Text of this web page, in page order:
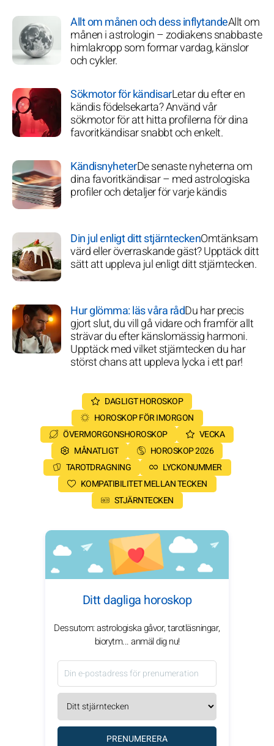
Allt om månen och dess inflytandeAllt om
månen i astrologin – zodiakens snabbaste
himlakropp som formar vardag, känslor
och cykler.
Sökmotor för kändisarLetar du efter en
kändis födelsekarta? Använd vår
sökmotor för att hitta profilerna för dina
favoritkändisar snabbt och enkelt.
KändisnyheterDe senaste nyheterna om
dina favoritkändisar – med astrologiska
profiler och detaljer för varje kändis
Din jul enligt ditt stjärnteckenOmtänksam
värd eller överraskande gäst? Upptäck ditt
sätt att uppleva jul enligt ditt stjärntecken.
Hur glömma: läs våra rådDu har precis
gjort slut, du vill gå vidare och framför allt
strävar du efter känslomässig harmoni.
Upptäck med vilket stjärntecken du har
störst chans att uppleva lycka i ett par!
DAGLIGT HOROSKOP
HOROSKOP FÖR IMORGON
ÖVERMORGONSHOROSKOP
VECKA
MÅNATLIGT
HOROSKOP 2026
TAROTDRAGNING
LYCKONUMMER
KOMPATIBILITET MELLAN TECKEN
STJÄRNTECKEN
Ditt dagliga horoskop
Dessutom: astrologiska gåvor, tarotläsningar,
biorytm... anmäl dig nu!
PRENUMERERA